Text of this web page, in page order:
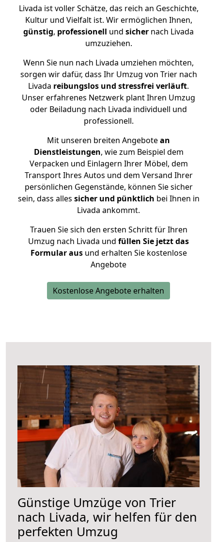
Livada ist voller Schätze, das reich an Geschichte,
Kultur und Vielfalt ist. Wir ermöglichen Ihnen,
günstig, professionell und sicher nach Livada
umzuziehen.
Wenn Sie nun nach Livada umziehen möchten,
sorgen wir dafür, dass Ihr Umzug von Trier nach
Livada reibungslos und stressfrei verläuft.
Unser erfahrenes Netzwerk plant Ihren Umzug
oder Beiladung nach Livada individuell und
professionell.
Mit unseren breiten Angebotean
Dienstleistungen, wie zum Beispiel dem
Verpacken und Einlagern Ihrer Möbel, dem
Transport Ihres Autos und dem Versand Ihrer
persönlichen Gegenstände, können Sie sicher
sein, dass alles sicher und pünktlich bei Ihnen in
Livada ankommt.
Trauen Sie sich den ersten Schritt für Ihren
Umzug nach Livada und füllen Sie jetzt das
Formular ausund erhalten Sie kostenlose
Angebote
Kostenlose Angebote erhalten
Günstige Umzüge von Trier
nach Livada, wir helfen für den
perfekten Umzug